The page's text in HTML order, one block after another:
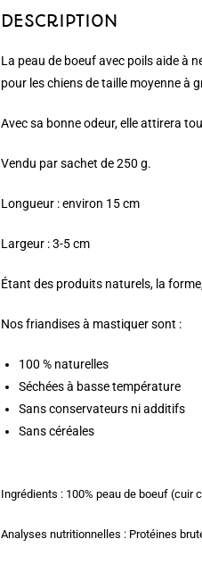
DESCRIPTION
La peau de boeuf avec poils aide à
pour les chiens de taille moyenne à
Avec sa bonne odeur, elle attirera
Vendu par sachet de 250 g.
Longueur : environ 15 cm
Largeur : 3-5 cm
Étant des produits naturels, la
Nos friandises à mastiquer sont :
100 % naturelles
Séchées à basse température
Sans conservateurs ni additifs
Sans céréales
Ingrédients : 100% peau de boeuf (cuir
Analyses nutritionnelles : Protéines